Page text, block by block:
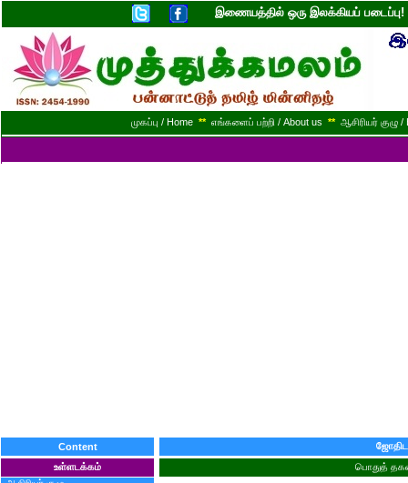
இணையத்தில் ஒரு இலக்கியப்
முகப்பு / Home ** எங்களைப் பற்றி / About us ** ஆசிரியர் குழு
Content
உள்ளடக்கம்
பொதுத்